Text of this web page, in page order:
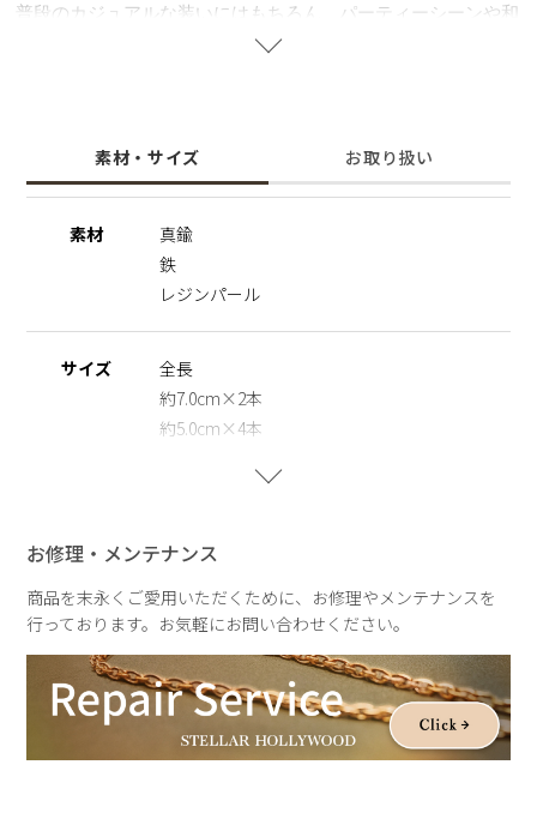
普段のカジュアルな装いにはもちろん、パーティーシーンや和
装にも自然に馴染む万能さが魅力。
※ギフトラッピング
ッピングバッグ(￥250)のみご利用いただけます。あらかじめ
ご了承ください。
素材・サイズ お取り扱い
素材
真鍮
鉄
レジンパール
サイズ
全長
約7.0cm×2本
約5.0cm×4本
お修理・メンテナンス
商品を末永くご愛用いただくために、お修理やメンテナンスを
行っております。お気軽にお問い合わせください。